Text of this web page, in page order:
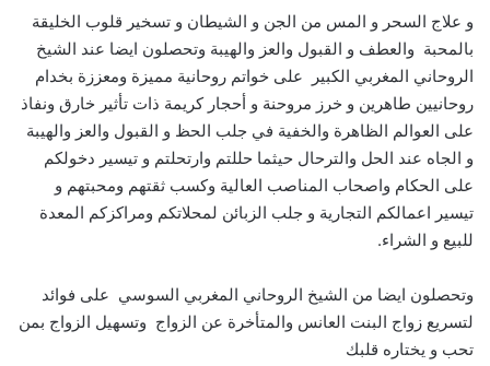
و علاج السحر و المس من الجن و الشيطان و تسخير قلوب الخليقة
بالمحبة والعطف و القبول والعز والهيبة وتحصلون ايضا عند الشيخ
الروحاني المغربي الكبير على خواتم روحانية مميزة ومعززة بخدام
روحانيين طاهرين و خرز مروحنة و أحجار كريمة ذات تأثير خارق ونفاذ
على العوالم الظاهرة والخفية في جلب الحظ و القبول والعز والهيبة
و الجاه عند الحل والترحال حيثما حللتم وارتحلتم و تيسير دخولكم
على الحكام واصحاب المناصب العالية وكسب ثقتهم ومحبتهم و
تيسير اعمالكم التجارية و جلب الزبائن لمحلاتكم ومراكزكم المعدة
للبيع و الشراء.
وتحصلون ايضا من الشيخ الروحاني المغربي السوسي على فوائد
لتسريع زواج البنت العانس والمتأخرة عن الزواج وتسهيل الزواج بمن
تحب و يختاره قلبك